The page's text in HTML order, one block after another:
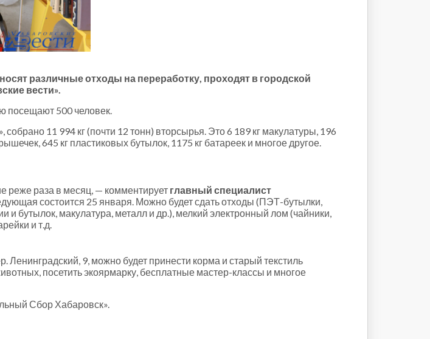
различные отходы на переработку, проходят в городской
вести».
посещают 500 человек.
11 994 кг (почти 12 тонн) вторсырья. Это 6 189 кг макулатуры, 196
645 кг пластиковых бутылок, 1175 кг батареек и многое другое.
реже раза в месяц, — комментирует главный специалист
состоится 25 января. Можно будет сдать отходы (ПЭТ-бутылки,
и бутылок, макулатура, металл и др.), мелкий электронный лом (чайники,
и т.д.
Ленинградский, 9, можно будет принести корма и старый текстиль
посетить экоярмарку, бесплатные мастер-классы и многое
Сбор Хабаровск».